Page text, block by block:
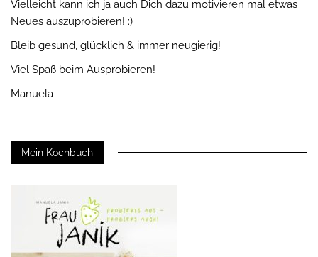
Vielleicht kann ich ja auch Dich dazu motivieren mal etwas
Neues auszuprobieren! :)
Bleib gesund, glücklich & immer neugierig!
Viel Spaß beim Ausprobieren!
Manuela
Mein Kochbuch